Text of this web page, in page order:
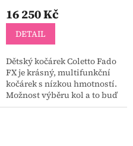
16 250 Kč
DETAIL
Dětský kočárek Coletto Fado
FX je krásný, multifunkční
kočárek s nízkou hmotností.
Možnost výběru kol a to buď
nafukovací nebo kola gelová.